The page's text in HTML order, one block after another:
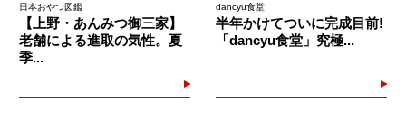
日本おやつ図鑑
【上野・あんみつ御三家】
老舗による進取の気性。夏
季...
dancyu食堂
半年かけてついに完成目前!
「dancyu食堂」究極...